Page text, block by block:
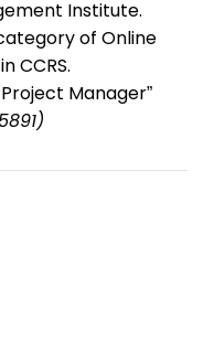
Institute.
of Online
CCRS.
Manager”